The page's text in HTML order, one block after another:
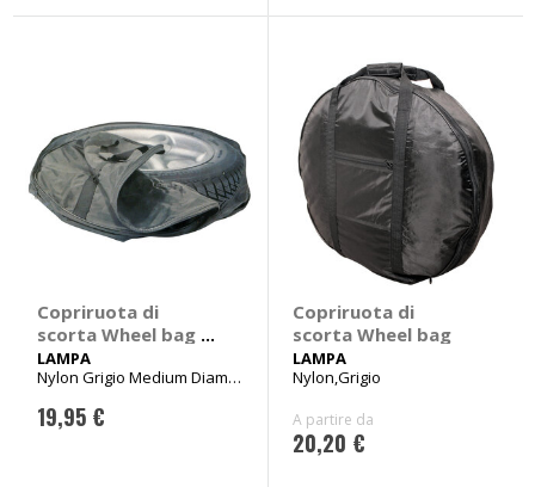
Copriruota di
scorta Wheel bag -
LAMPA
LAMPA
Nylon Grigio Medium Diam.
19,95 €
Copriruota di
scorta Wheel bag
LAMPA
Nylon,Grigio
A partire da
20,20 €